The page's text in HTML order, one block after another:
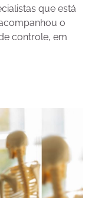
que está
o
controle, em